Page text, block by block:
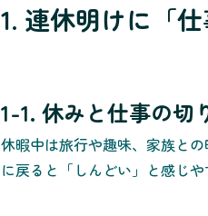
1. 連休明けに「
1-1. 休みと仕事の切
休暇中は旅行や趣味、家族と
に戻ると「しんどい」と感じや